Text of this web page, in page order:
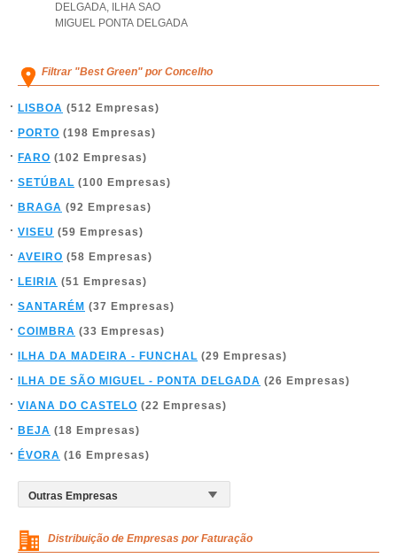
DELGADA, ILHA SAO
MIGUEL PONTA DELGADA
Filtrar "Best Green" por Concelho
LISBOA (512 Empresas)
PORTO (198 Empresas)
FARO (102 Empresas)
SETÚBAL (100 Empresas)
BRAGA (92 Empresas)
VISEU (59 Empresas)
AVEIRO (58 Empresas)
LEIRIA (51 Empresas)
SANTARÉM (37 Empresas)
COIMBRA (33 Empresas)
ILHA DA MADEIRA - FUNCHAL (29 Empresas)
ILHA DE SÃO MIGUEL - PONTA DELGADA (26 Empresas)
VIANA DO CASTELO (22 Empresas)
BEJA (18 Empresas)
ÉVORA (16 Empresas)
Distribuição de Empresas por Faturação